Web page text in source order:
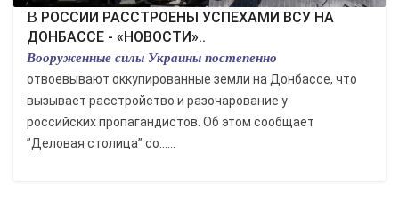
В РОССИИ РАССТРОЕНЫ УСПЕХАМИ ВСУ НА
ДОНБАССЕ - «НОВОСТИ»..
Вооруженные силы Украины постепенно
отвоевывают оккупированные земли на Донбассе, что
вызывает расстройство и разочарование у
российских пропагандистов. Об этом сообщает
”Деловая столица” со......